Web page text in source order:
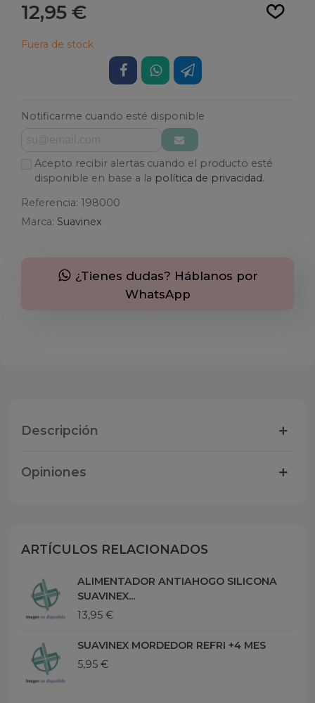
12,95 €
Fuera de stock
Notificarme cuando esté disponible
Acepto recibir alertas cuando el producto esté
disponible en base a la política de privacidad.
Referencia: 198000
Marca: Suavinex
¿Tienes dudas? Háblanos por
WhatsApp
Descripción
Opiniones
ARTÍCULOS RELACIONADOS
ALIMENTADOR ANTIAHOGO SILICONA
SUAVINEX...
13,95 €
SUAVINEX MORDEDOR REFRI +4 MES
5,95 €